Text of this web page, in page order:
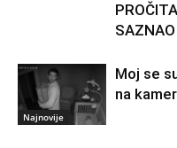
Najnovije
Moj se
na